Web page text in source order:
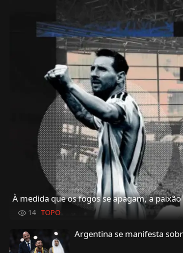
À medida que os fogos se apagam, a
14 TOPO
Argentina se manifesta